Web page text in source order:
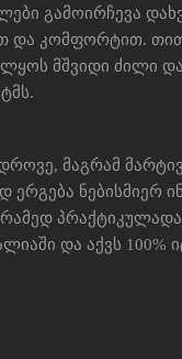
გამოირჩევა
და კომფორტით.
მშვიდი ძილი
მაგრამ
ნებისმიერ
და აქვს 100%